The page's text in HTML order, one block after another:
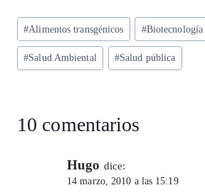
ts
A
p
eg
ra
m
eb
o
o
ke
dI
n
ai
l
Etiquetas
de
la
#Alimentos transgénicos #Biotecnología
#Salud Ambiental #Salud pública
10 comentarios
Hugo dice:
14 marzo, 2010 a las 15:19